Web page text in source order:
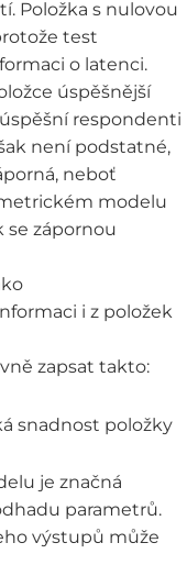
Položka s nulovou
test
o latenci.
úspěšnější
respondenti
není podstatné,
neboť
modelu
se zápornou
i z položek
zapsat takto:
snadnost položky
je značná
parametrů.
výstupů může